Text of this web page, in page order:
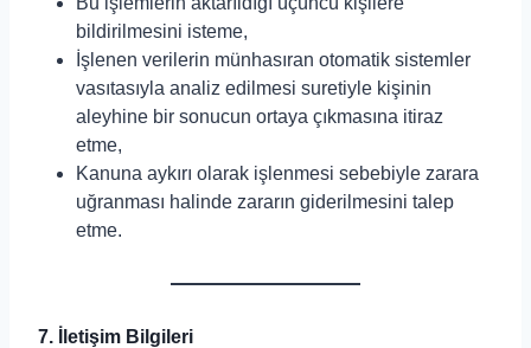
bildirilmesini isteme,
İşlenen verilerin münhasıran otomatik sistemler
vasıtasıyla analiz edilmesi suretiyle kişinin
aleyhine bir sonucun ortaya çıkmasına itiraz
etme,
Kanuna aykırı olarak işlenmesi sebebiyle zarara
uğranması halinde zararın giderilmesini talep
etme.
7. İletişim Bilgileri